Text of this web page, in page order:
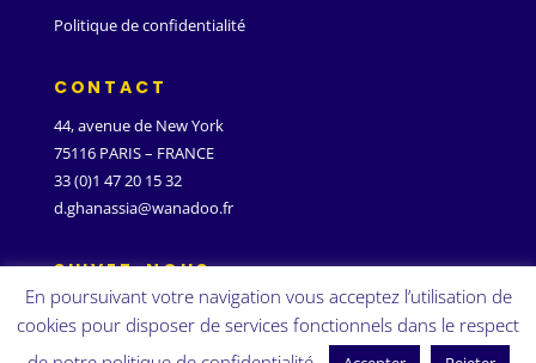
Politique de confidentialité
CONTACT
44, avenue de New York
75116 PARIS – FRANCE
33 (0)1 47 20 15 32
d.ghanassia@wanadoo.fr
SUIVEZ-NOUS
En poursuivant votre navigation vous acceptez l’utilisation de
cookies pour disposer de services fonctionnels dans le respect